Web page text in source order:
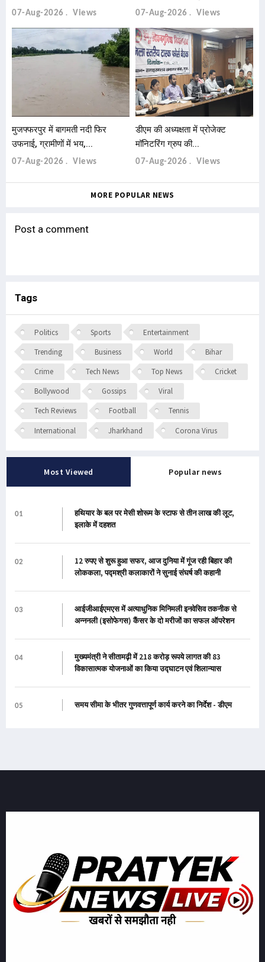
07-Aug-2026 Views 07-Aug-2026 Views
मुजफ्फरपुर में बागमती नदी फिर
उफनाई, ग्रामीणों में भय,...
07-Aug-2026 Views
डीएम की अध्यक्षता में प्रोजेक्ट
मॉनिटरिंग ग्रुप की...
07-Aug-2026 Views
MORE POPULAR NEWS
Post a comment
Tags
Politics Sports
Entertainment
Trending
Business World
Bihar
Crime
Tech News Top News
Cricket
Bollywood
Gossips
Viral
Tech Reviews
Football
Tennis
International
Jharkhand Corona Virus
Most Viewed Popular news
01
हथियार के बल पर मेसी शोरूम के स्टाफ से तीन लाख की लूट,
इलाके में दहशत
02
12 रुपए से शुरू हुआ सफर, आज दुनिया में गूंज रही बिहार की
लोककला, पद्मश्री कलाकारों ने सुनाई संघर्ष की कहानी
03
आईजीआईएमएस में अत्याधुनिक मिनिमली इनवेसिव तकनीक से
अन्ननली (इसोफेगस) कैंसर के दो मरीजों का सफल ऑपरेशन
04
मुख्यमंत्री ने सीतामढ़ी में 218 करोड़ रूपये लागत की 83
विकासात्मक योजनाओं का किया उद्घाटन एवं शिलान्यास
05 समय सीमा के भीतर गुणवत्तापूर्ण कार्य करने का निर्देश - डीएम